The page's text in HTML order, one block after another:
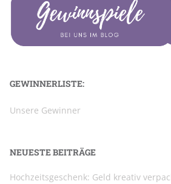
GEWINNERLISTE:
Unsere Gewinner
NEUESTE BEITRÄGE
Hochzeitsgeschenk: Geld kreativ